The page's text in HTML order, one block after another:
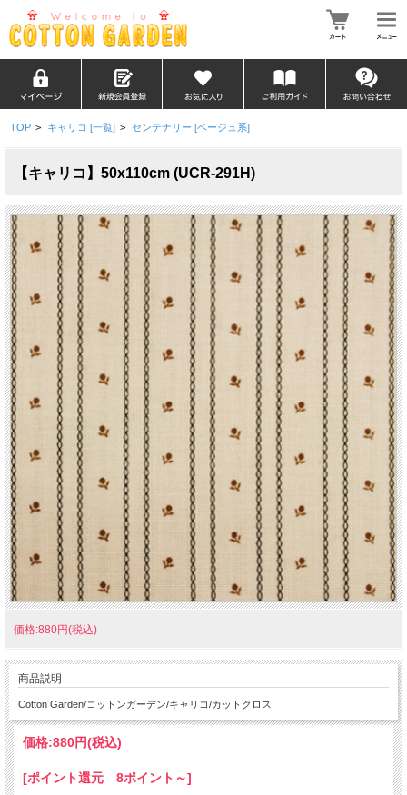
TOP > キャリコ [一覧] > センテナリー [ベージュ系]
【キャリコ】50x110cm (UCR-291H)
価格:880円(税込)
商品説明
Cotton Garden/コットンガーデン/キャリコ/カットクロス
価格:880円(税込)
[ポイント還元 8ポイント～]